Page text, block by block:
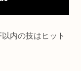
内の技はヒット